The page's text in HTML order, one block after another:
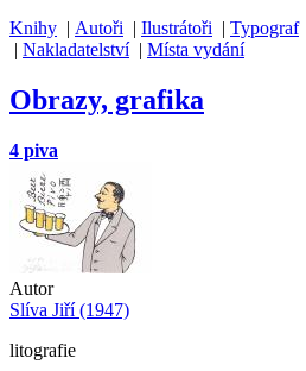
Knihy | Autoři | Ilustrátoři | Typograf
| Nakladatelství| Místa vydání
Obrazy, grafika
4 piva
Autor
Slíva Jiří (1947)
litografie